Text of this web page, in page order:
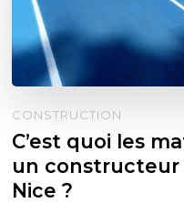
CONSTRUCTION
C’est quoi les
un
Nice ?